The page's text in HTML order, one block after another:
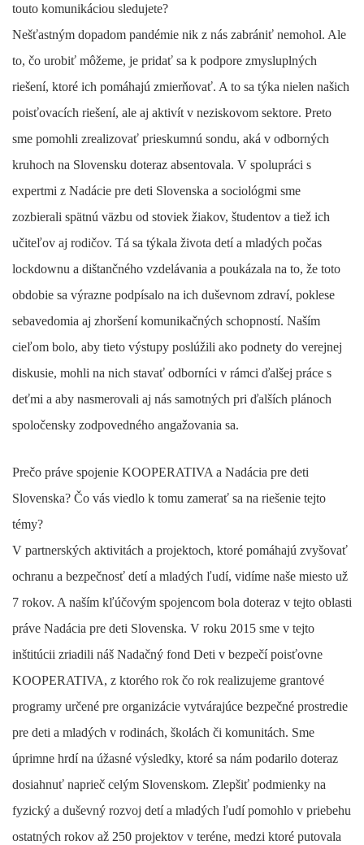
touto komunikáciou sledujete?
Nešťastným dopadom pandémie nik z nás zabrániť nemohol. Ale
to, čo urobiť môžeme, je pridať sa k podpore zmysluplných
riešení, ktoré ich pomáhajú zmierňovať. A to sa týka nielen našich
poisťovacích riešení, ale aj aktivít v neziskovom sektore. Preto
sme pomohli zrealizovať prieskumnú sondu, aká v odborných
kruhoch na Slovensku doteraz absentovala. V spolupráci s
expertmi z Nadácie pre deti Slovenska a sociológmi sme
zozbierali spätnú väzbu od stoviek žiakov, študentov a tiež ich
učiteľov aj rodičov. Tá sa týkala života detí a mladých počas
lockdownu a dištančného vzdelávania a poukázala na to, že toto
obdobie sa výrazne podpísalo na ich duševnom zdraví, poklese
sebavedomia aj zhoršení komunikačných schopností. Naším
cieľom bolo, aby tieto výstupy poslúžili ako podnety do verejnej
diskusie, mohli na nich stavať odborníci v rámci ďalšej práce s
deťmi a aby nasmerovali aj nás samotných pri ďalších plánoch
spoločensky zodpovedného angažovania sa.
Prečo práve spojenie KOOPERATIVA a Nadácia pre deti
Slovenska? Čo vás viedlo k tomu zamerať sa na riešenie tejto
témy?
V partnerských aktivitách a projektoch, ktoré pomáhajú zvyšovať
ochranu a bezpečnosť detí a mladých ľudí, vidíme naše miesto už
7 rokov. A naším kľúčovým spojencom bola doteraz v tejto oblasti
práve Nadácia pre deti Slovenska. V roku 2015 sme v tejto
inštitúcii zriadili náš Nadačný fond Deti v bezpečí poisťovne
KOOPERATIVA, z ktorého rok čo rok realizujeme grantové
programy určené pre organizácie vytvárajúce bezpečné prostredie
pre deti a mladých v rodinách, školách či komunitách. Sme
úprimne hrdí na úžasné výsledky, ktoré sa nám podarilo doteraz
dosiahnuť naprieč celým Slovenskom. Zlepšiť podmienky na
fyzický a duševný rozvoj detí a mladých ľudí pomohlo v priebehu
ostatných rokov až 250 projektov v teréne, medzi ktoré putovala